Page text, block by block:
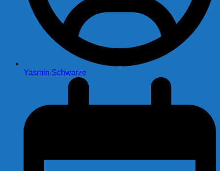
Yasmin Schwarze